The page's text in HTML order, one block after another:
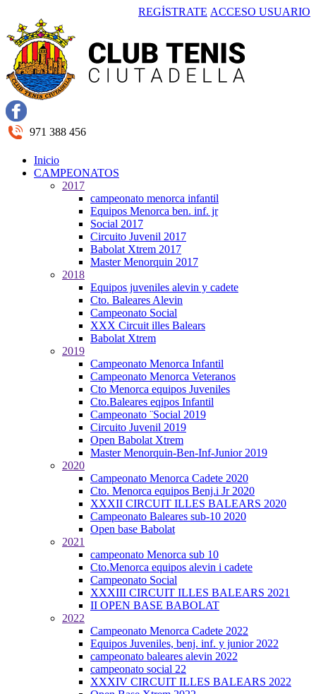
REGÍSTRATE ACCESO USUARIO
971 388 456
Inicio
CAMPEONATOS
2017
campeonato menorca infantil
Equipos Menorca ben. inf. jr
Social 2017
Circuito Juvenil 2017
Babolat Xtrem 2017
Master Menorquin 2017
2018
Equipos juveniles alevin y cadete
Cto. Baleares Alevin
Campeonato Social
XXX Circuit illes Balears
Babolat Xtrem
2019
Campeonato Menorca Infantil
Campeonato Menorca Veteranos
Cto Menorca equipos Juveniles
Cto.Baleares eqipos Infantil
Campeonato ¨Social 2019
Circuito Juvenil 2019
Open Babolat Xtrem
Master Menorquin-Ben-Inf-Junior 2019
2020
Campeonato Menorca Cadete 2020
Cto. Menorca equipos Benj.i Jr 2020
XXXII CIRCUIT ILLES BALEARS 2020
Campeonato Baleares sub-10 2020
Open base Babolat
2021
campeonato Menorca sub 10
Cto.Menorca equipos alevin i cadete
Campeonato Social
XXXIII CIRCUIT ILLES BALEARS 2021
II OPEN BASE BABOLAT
2022
Campeonato Menorca Cadete 2022
Equipos Juveniles, benj. inf. y junior 2022
campeonato baleares alevin 2022
campeonato social 22
XXXIV CIRCUIT ILLES BALEARS 2022